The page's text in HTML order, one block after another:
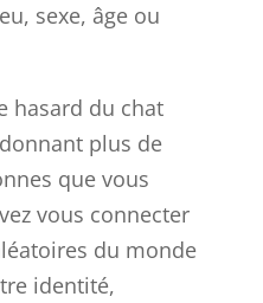
sexe, âge ou
hasard du chat
plus de
que vous
vous connecter
du monde
identité,